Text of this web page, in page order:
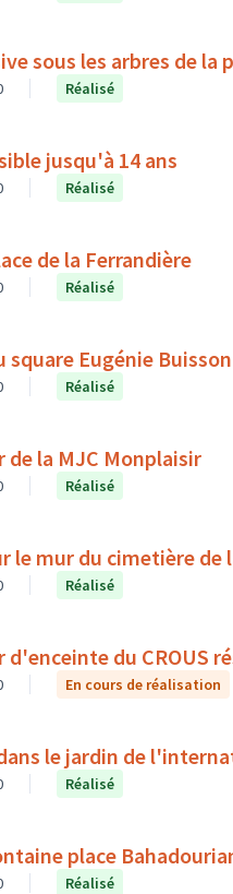
sous les arbres de la
Réalisé
jusqu'à 14 ans
Réalisé
de la Ferrandière
Réalisé
Eugénie Buisson
Réalisé
de la MJC Monplaisir
Réalisé
le mur du cimetière de
Réalisé
d'enceinte du CROUS
En cours de réalisation
le jardin de
Réalisé
place
Réalisé